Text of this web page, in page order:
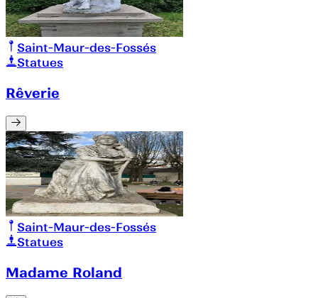
Saint-Maur-des-Fossés
Statues
Rêverie
Saint-Maur-des-Fossés
Statues
Madame Roland